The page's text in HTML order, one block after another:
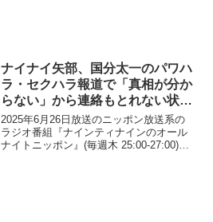
ナイナイ矢部、国分太一のパワハ
ラ・セクハラ報道で「真相が分か
らない」から連絡もとれない状態
だと告白「何をしていいか…」
2025年6月26日放送のニッポン放送系の
ラジオ番組『ナインティナインのオール
ナイトニッポン』(毎週木 25:00-27:00)に